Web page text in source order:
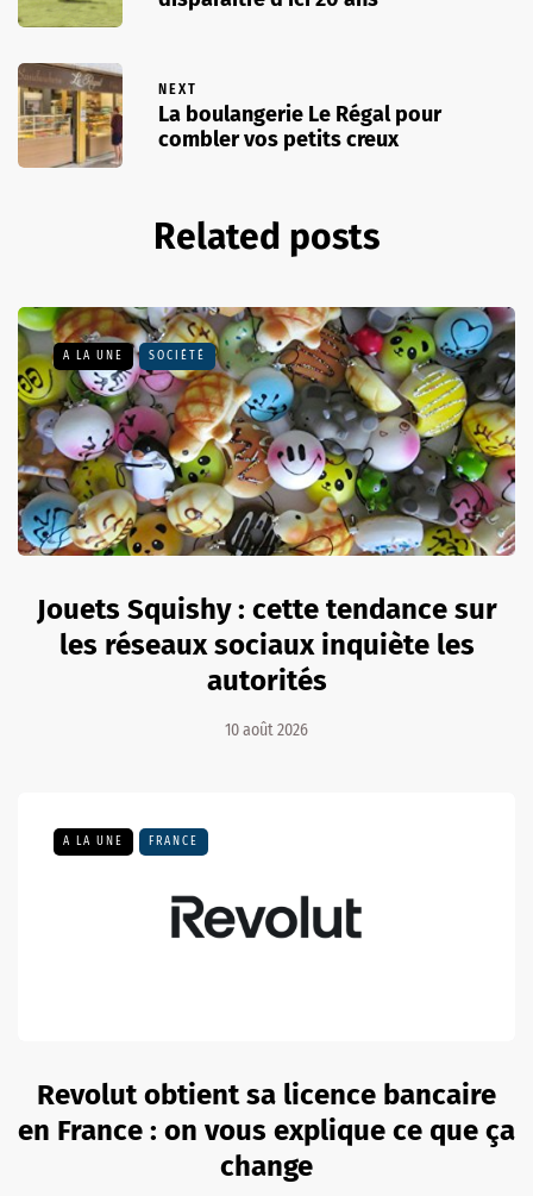
NEXT
La boulangerie Le Régal pour
combler vos petits creux
Related posts
A LA UNE SOCIÉTÉ
Jouets Squishy : cette tendance sur
les réseaux sociaux inquiète les
autorités
10 août 2026
A LA UNE FRANCE
Revolut obtient sa licence bancaire
en France : on vous explique ce que ça
change